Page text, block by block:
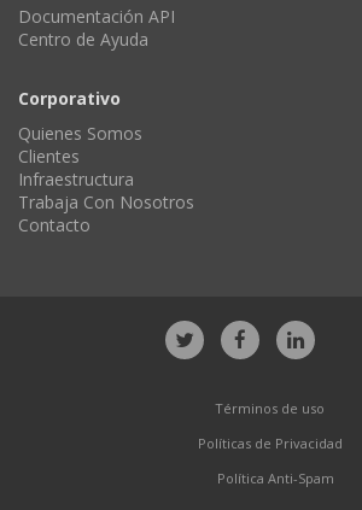
Documentación API
Centro de Ayuda
Corporativo
Quienes Somos
Clientes
Infraestructura
Trabaja Con Nosotros
Contacto
Términos de uso
Políticas de Privacidad
Política Anti-Spam